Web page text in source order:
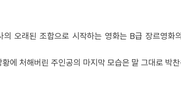
오래된 조합으로 시작하는 영화는 B급 장르영
에 처해버린 주인공의 마지막 모습은 말 그대로 박